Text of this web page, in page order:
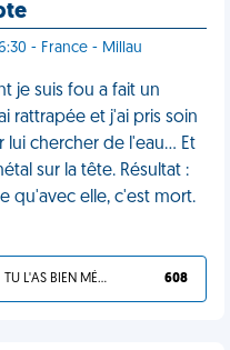
- France - Millau
je suis fou a fait un
rattrapée et j'ai pris soin
lui chercher de l'eau… Et
sur la tête. Résultat :
qu'avec elle, c'est mort.
TU L'AS BIEN MÉRITÉ 608